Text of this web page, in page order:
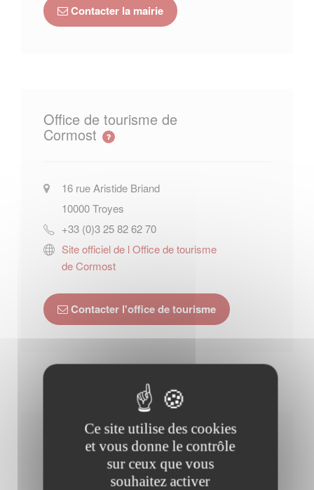
Contacter la mairie
Office de tourisme de
Cormost
16 rue Aristide Briand
10000Troyes
+33 (0)3 25 82 62 70
Site officiel de l Office de tourisme
de Cormost
Contacter l'office de tourisme
Horaires Mairie
Ce site utilise des cookies
et vous donne le contrôle
sur ceux que vous
souhaitez activer